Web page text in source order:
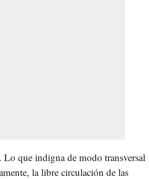
que indigna de modo transversal
la libre circulación de las